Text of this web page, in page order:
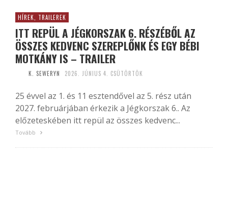
HÍREK, TRAILEREK
ITT REPÜL A JÉGKORSZAK 6. RÉSZÉBŐL AZ
ÖSSZES KEDVENC SZEREPLŐNK ÉS EGY BÉBI
MOTKÁNY IS – TRAILER
K. SEWERYN 2026. JÚNIUS 4. CSÜTÖRTÖK
25 évvel az 1. és 11 esztendővel az 5. rész után
2027. februárjában érkezik a Jégkorszak 6.. Az
előzeteskében itt repül az összes kedvenc...
Tovább